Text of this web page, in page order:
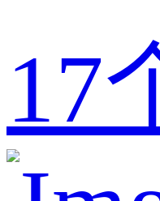
17